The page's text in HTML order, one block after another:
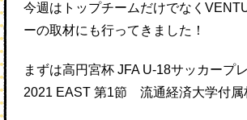
今週はトップチームだけでなく
ーの取材にも行ってきました！
まずは高円宮杯 JFA U-18サッカープ
2021 EAST 第1節 流通経済大学付属